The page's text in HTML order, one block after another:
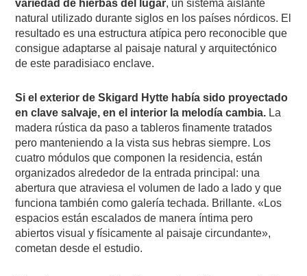
variedad de hierbas del lugar, un sistema aislante
natural utilizado durante siglos en los países nórdicos. El
resultado es una estructura atípica pero reconocible que
consigue adaptarse al paisaje natural y arquitectónico
de este paradisiaco enclave.
Si el exterior de Skigard Hytte había sido proyectado
en clave salvaje, en el interior la melodía cambia. La
madera rústica da paso a tableros finamente tratados
pero manteniendo a la vista sus hebras siempre. Los
cuatro módulos que componen la residencia, están
organizados alrededor de la entrada principal: una
abertura que atraviesa el volumen de lado a lado y que
funciona también como galería techada. Brillante. «Los
espacios están escalados de manera íntima pero
abiertos visual y físicamente al paisaje circundante»,
cometan desde el estudio.